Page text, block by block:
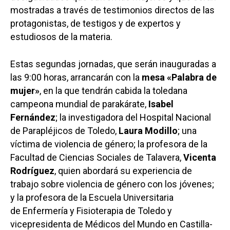
mostradas a través de testimonios directos de las
protagonistas, de testigos y de expertos y
estudiosos de la materia.
Estas segundas jornadas, que serán inauguradas a
las 9:00 horas, arrancarán con la mesa «Palabra de
mujer», en la que tendrán cabida la toledana
campeona mundial de parakárate, Isabel
Fernández; la investigadora del Hospital Nacional
de Parapléjicos de Toledo, Laura Modillo; una
víctima de violencia de género; la profesora de la
Facultad de Ciencias Sociales de Talavera,Vicenta
Rodríguez, quien abordará su experiencia de
trabajo sobre violencia de género con los jóvenes;
y la profesora de la Escuela Universitaria
de Enfermería y Fisioterapia de Toledo y
vicepresidenta de Médicos del Mundo en Castilla-